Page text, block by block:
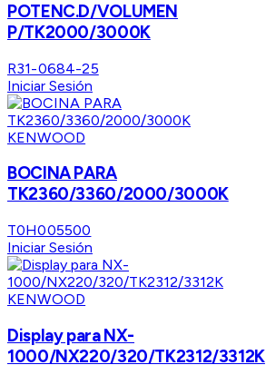
POTENC.D/VOLUMEN
P/TK2000/3000K
R31-0684-25
Iniciar Sesión
KENWOOD
BOCINA PARA
TK2360/3360/2000/3000K
T0H005500
Iniciar Sesión
KENWOOD
Display para NX-
1000/NX220/320/TK2312/3312K